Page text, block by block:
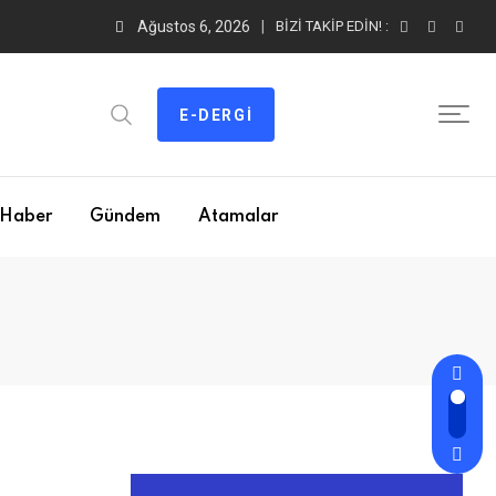
Ağustos 6, 2026 BIZI TAKIP EDIN! :
E-DERGI
Haber Gündem Atamalar